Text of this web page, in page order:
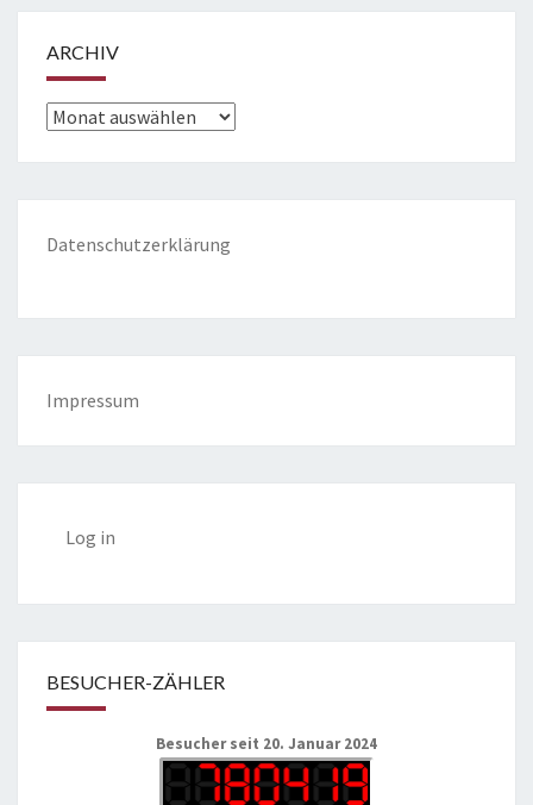
ARCHIV
Archiv
Datenschutzerklärung
Impressum
Log in
BESUCHER-ZÄHLER
Besucher seit 20. Januar 2024